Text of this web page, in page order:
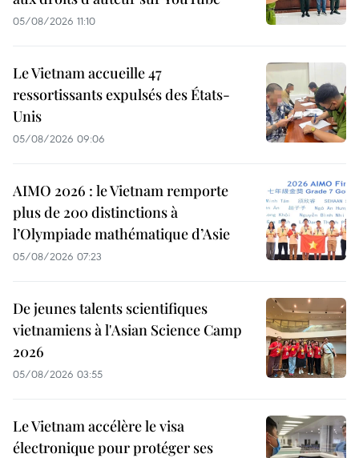
05/08/2026 11:10
Le Vietnam accueille 47
ressortissants expulsés des États-
Unis
05/08/2026 09:06
AIMO 2026 : le Vietnam remporte
plus de 200 distinctions à
l’Olympiade mathématique d’Asie
05/08/2026 07:23
De jeunes talents scientifiques
vietnamiens à l'Asian Science Camp
2026
05/08/2026 03:55
Le Vietnam accélère le visa
électronique pour protéger ses